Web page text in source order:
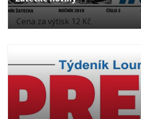
Cena za výtisk 12 Kč